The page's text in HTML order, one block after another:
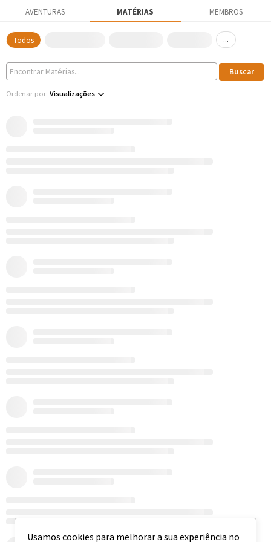
Usamos cookies para melhorar a sua experiência no
AVENTURAS MATÉRIAS MEMBROS
Todos ...
Ordenar por: Visualizações